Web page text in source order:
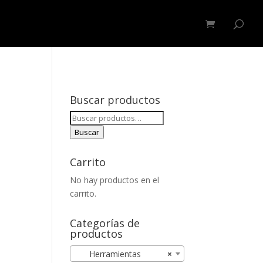
Buscar productos
Buscar
por:
Buscar
Carrito
No hay productos en el
carrito.
Categorías de
productos
×
Herramientas